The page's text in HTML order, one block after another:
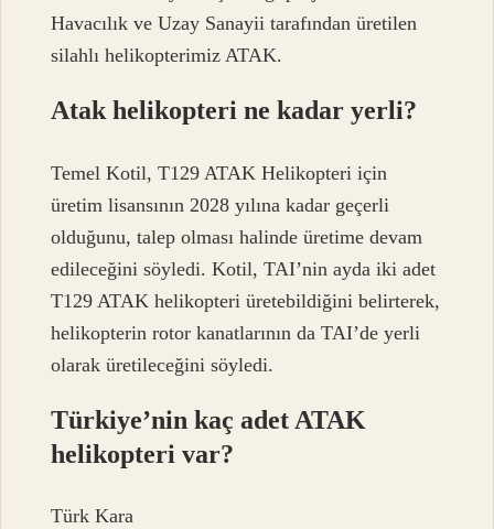
Havacılık ve Uzay Sanayii tarafından üretilen
silahlı helikopterimiz ATAK.
Atak helikopteri ne kadar yerli?
Temel Kotil, T129 ATAK Helikopteri için
üretim lisansının 2028 yılına kadar geçerli
olduğunu, talep olması halinde üretime devam
edileceğini söyledi. Kotil, TAI’nin ayda iki adet
T129 ATAK helikopteri üretebildiğini belirterek,
helikopterin rotor kanatlarının da TAI’de yerli
olarak üretileceğini söyledi.
Türkiye’nin kaç adet ATAK
helikopteri var?
Türk Kara